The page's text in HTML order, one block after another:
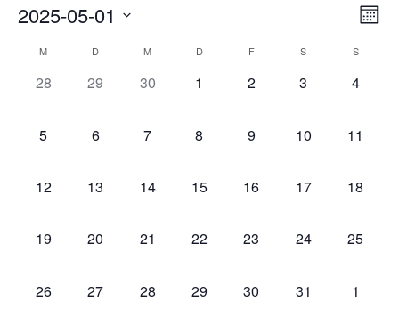
Monat
2025-05-01
wählen.
Kalender
von
M D M D F S S
0
28
0
29
0
30
0
1
0
2
0
3
0
4
0
5
0
6
0
7
0
8
0
9
0
10
0
11
0
12
0
13
0
14
0
15
0
16
0
17
0
18
0
19
0
20
0
21
0
22
0
23
0
24
0
25
0
26
0
27
0
28
0
29
0
30
0
31
0
1